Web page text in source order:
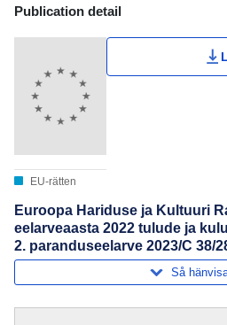
Publication Detail
Publication detail
EU-rätten
Euroopa Hariduse ja Kultuuri
eelarveaasta 2022 tulude ja
2. paranduseelarve 2023/C 38/
Så